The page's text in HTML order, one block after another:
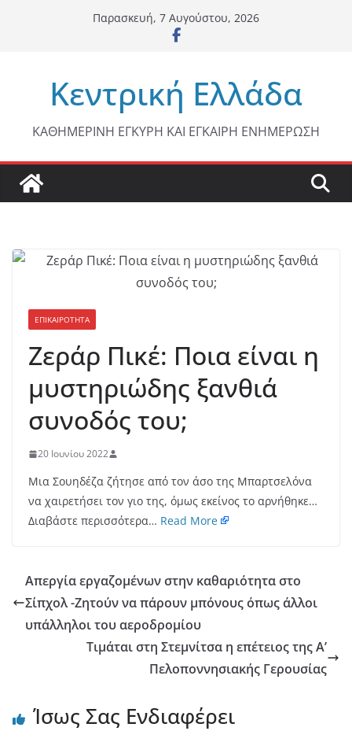
Παρασκευή, 7 Αυγούστου, 2026
Κεντρική Ελλάδα
ΚΑΘΗΜΕΡΙΝΗ ΕΓΚΥΡΗ ΚΑΙ ΕΓΚΑΙΡΗ ΕΝΗΜΕΡΩΣΗ
ΕΠΙΚΑΙΡΟΤΗΤΑ
Ζεράρ Πικέ: Ποια είναι η
μυστηριώδης ξανθιά
συνοδός του;
20 Ιουνίου 2022
Μια Σουηδέζα ζήτησε από τον άσο της Μπαρτσελόνα
να χαιρετήσει τον γιο της, όμως εκείνος το αρνήθηκε…
Διαβάστε περισσότερα… Read More
Απεργία εργαζομένων στην καθαριότητα στο
Σίπχολ -Ζητούν να πάρουν μπόνους όπως άλλοι
υπάλληλοι του αεροδρομίου
Τιμάται στη Στεμνίτσα η επέτειος της Α’
Πελοποννησιακής Γερουσίας
Ίσως Σας Ενδιαφέρει